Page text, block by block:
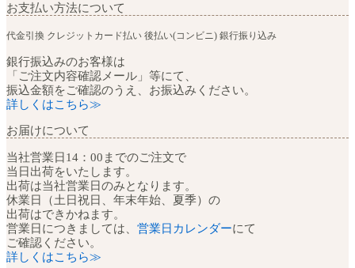
お支払い方法について
代金引換 クレジットカード払い 後払い(コンビニ) 銀行振り込み
銀行振込みのお客様は
「ご注文内容確認メール」等にて、
振込金額をご確認のうえ、お振込みください。
詳しくはこちら≫
お届けについて
当社営業日14：00までのご注文で
当日出荷をいたします。
出荷は当社営業日のみとなります。
休業日（土日祝日、年末年始、夏季）の
出荷はできかねます。
営業日につきましては、 営業日カレンダーにて
ご確認ください。
詳しくはこちら≫